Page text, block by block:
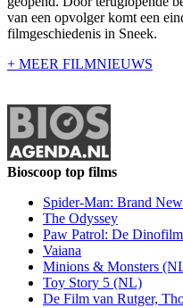
van een opvolger komt een
filmgeschiedenis in Sneek.
+ MEER FILMNIEUWS
Bioscoop top films
Spider-Man: Brand
The Odyssey
Paw Patrol: De Dinofilm
Vaiana
Minions & Monsters
Toy Story 5 (NL)
De Film van Rutger,